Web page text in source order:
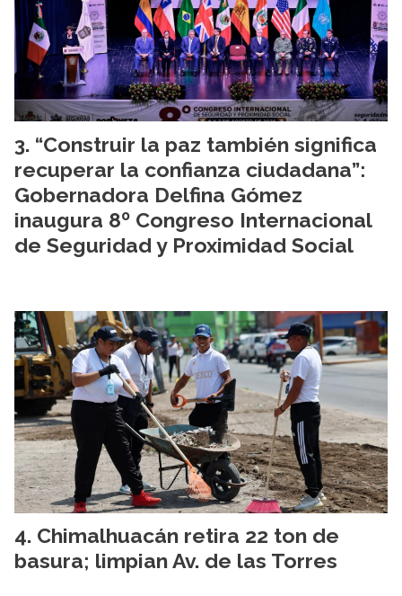
“Construir la paz también significa
recuperar la confianza ciudadana”:
Gobernadora Delfina Gómez
inaugura 8º Congreso Internacional
de Seguridad y Proximidad Social
Chimalhuacán retira 22 ton de
basura; limpian Av. de las Torres